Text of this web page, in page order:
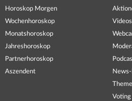
Horoskop Morgen
Wochenhoroskop
Monatshoroskop
Jahreshoroskop
Partnerhoroskop
Aszendent
Videos
Voting